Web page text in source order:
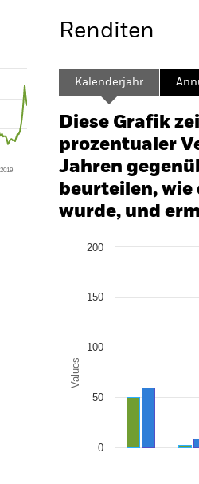
Time. Range: 1998-07-01 00:00:00 to
values. Range: 0 to 2400.
Renditen
Kalenderjahr
Diese Grafik
prozentualer
Jahren
beurteilen,
wurde, und
Chart
Bar chart with 2 data
Values
0
50
100
150
200